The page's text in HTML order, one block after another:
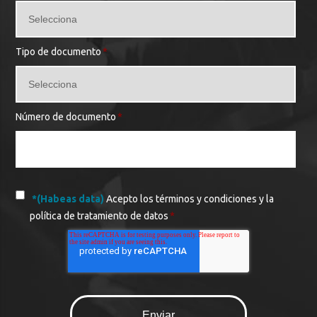
Tipo de documento *
Número de documento *
*(Habeas data)Acepto los términos y condiciones y la
política de tratamiento de datos *